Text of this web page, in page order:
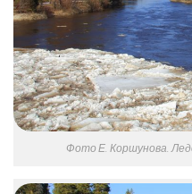
Фото Е. Коршунова.